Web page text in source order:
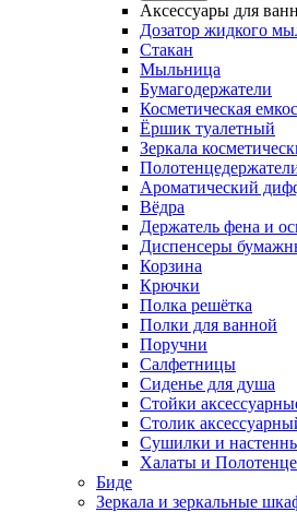
Аксессуары для
Дозатор жидкого
Стакан
Мыльница
Бумагодержатели
Косметическая
Ёршик туалетный
Зеркала
Ароматический
Вёдра
Держатель фена и
Диспенсеры
Корзина
Крючки
Полка решётка
Полки для ванной
Поручни
Салфетницы
Сиденье для душа
Стойки
Столик
Сушилки и
Халаты и Полотенце
Биде
Зеркала и зеркальные